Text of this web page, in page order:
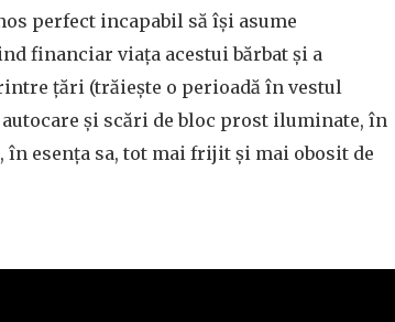
perfect incapabil să își asume
financiar viața acestui bărbat și a
țări (trăiește o perioadă în vestul
și scări de bloc prost iluminate, în
esența sa, tot mai frijit și mai obosit de